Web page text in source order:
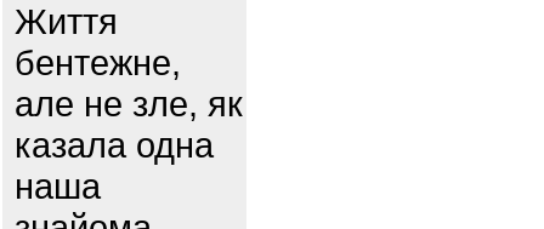
Життя
бентежне,
але не зле, як
казала одна
наша